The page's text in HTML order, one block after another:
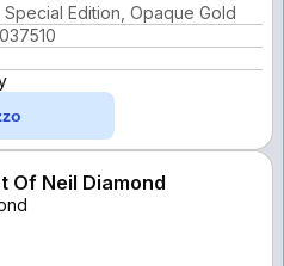
Special Edition, Opaque Gold
Of Neil Diamond